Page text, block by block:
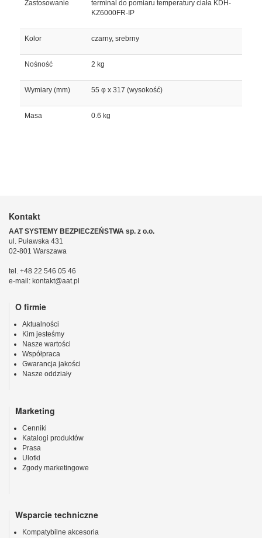
Zastosowanie
terminal do pomiaru temperatury ciała KDH-
KZ6000FR-IP
Kolor czarny, srebrny
Nośność 2 kg
Wymiary (mm) 55 φ x 317 (wysokość)
Masa 0.6 kg
Kontakt
AAT SYSTEMY BEZPIECZEŃSTWA sp. z o.o.
ul. Puławska 431
02-801 Warszawa
tel. +48 22 546 05 46
e-mail: kontakt@aat.pl
O firmie
Aktualności
Kim jesteśmy
Nasze wartości
Współpraca
Gwarancja jakości
Nasze oddziały
Marketing
Cenniki
Katalogi produktów
Prasa
Ulotki
Zgody marketingowe
Wsparcie techniczne
Kompatybilne akcesoria